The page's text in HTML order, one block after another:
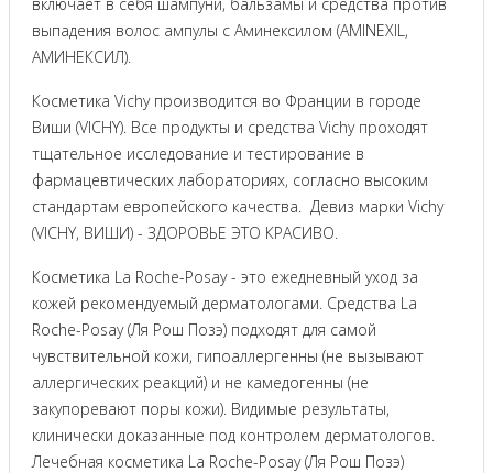
выпадения волос ампулы с Аминексилом (AMINEXIL,
АМИНЕКСИЛ).
Косметика Vichy производится во Франции в городе
Виши (VICHY). Все продукты и средства Vichy проходят
тщательное исследование и тестирование в
фармацевтических лабораториях, согласно высоким
стандартам европейского качества. Девиз марки Vichy
(VICHY, ВИШИ) - ЗДОРОВЬЕ ЭТО КРАСИВО.
Косметика La Roche-Posay - это ежедневный уход за
кожей рекомендуемый дерматологами. Средства La
Roche-Posay (Ля Рош Позэ) подходят для самой
чувствительной кожи, гипоаллергенны (не вызывают
аллергических реакций) и не камедогенны (не
закупоревают поры кожи). Видимые результаты,
клинически доказанные под контролем дерматологов.
Лечебная косметика La Roche-Posay (Ля Рош Позэ)